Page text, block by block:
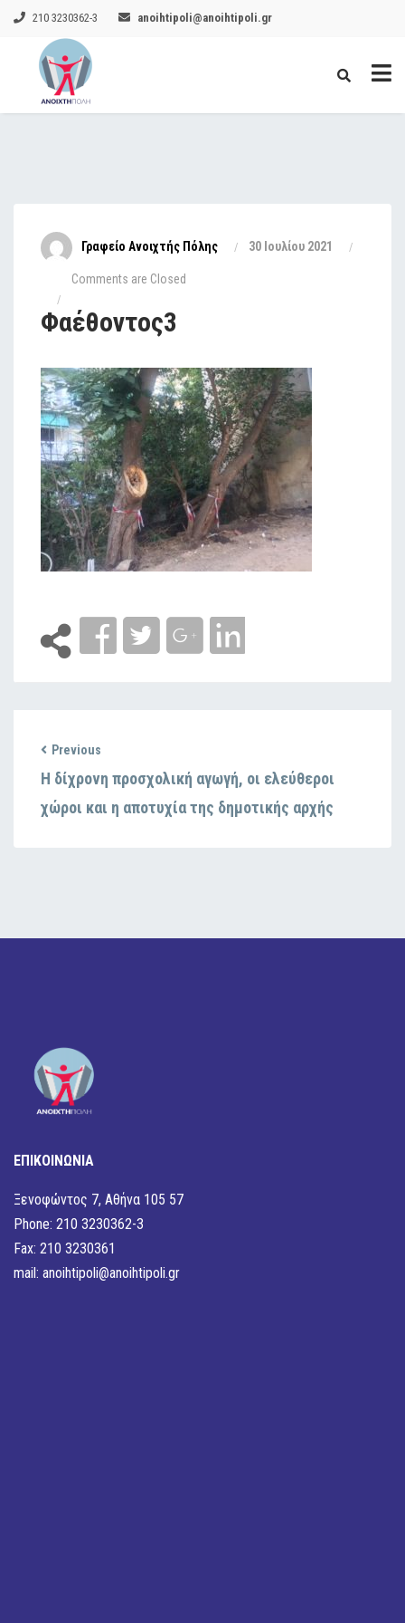
210 3230362-3 anoihtipoli@anoihtipoli.gr
Γραφείο Ανοιχτής Πόλης 30 Ιουλίου 2021
Comments are Closed
Φαέθοντος3
Previous
Η δίχρονη προσχολική αγωγή, οι ελεύθεροι
χώροι και η αποτυχία της δημοτικής αρχής
ΕΠΙΚΟΙΝΩΝΙΑ
Ξενοφώντος 7, Αθήνα 105 57
Phone: 210 3230362-3
Fax: 210 3230361
mail: anoihtipoli@anoihtipoli.gr